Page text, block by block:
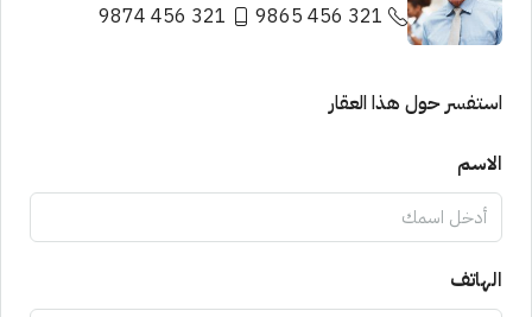
321 456 9865
321 456 9874
استفسر حول هذا العقار
الاسم
الهاتف